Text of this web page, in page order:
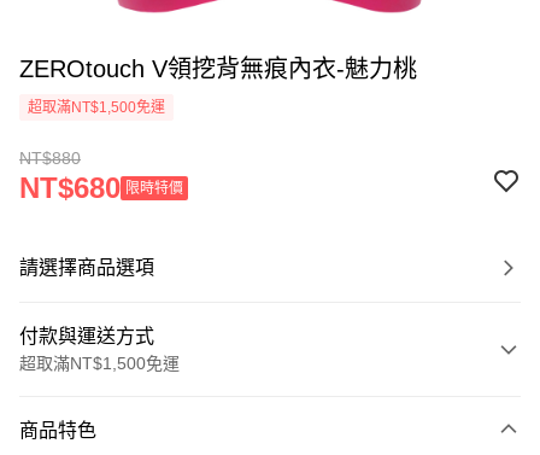
ZEROtouch V領挖背無痕內衣-魅力桃
超取滿NT$1,500免運
NT$880
NT$680 限時特價
請選擇商品選項
付款與運送方式
超取滿NT$1,500免運
信用卡一次付款
商品特色